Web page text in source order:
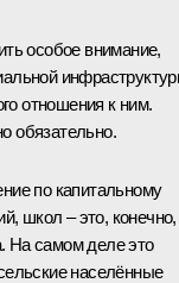
особое внимание,
отношения к ним.
обязательно.
по капитальному
школ – это, конечно,
На самом деле это
населённые